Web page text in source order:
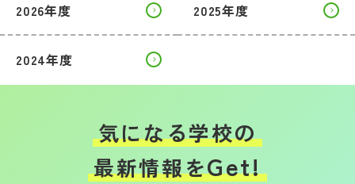
2026年度 2025年度
2024年度
気になる学校の
最新情報をGet!